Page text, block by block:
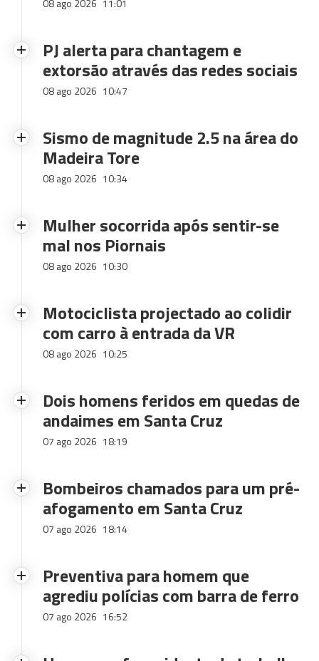
08 ago 2026 11:01
PJ alerta para chantagem e
extorsão através das redes sociais
08 ago 2026 10:47
Sismo de magnitude 2.5 na área do
Madeira Tore
08 ago 2026 10:34
Mulher socorrida após sentir-se
mal nos Piornais
08 ago 2026 10:30
Motociclista projectado ao colidir
com carro à entrada da VR
08 ago 2026 10:25
Dois homens feridos em quedas de
andaimes em Santa Cruz
07 ago 2026 18:19
Bombeiros chamados para um pré-
afogamento em Santa Cruz
07 ago 2026 18:14
Preventiva para homem que
agrediu polícias com barra de ferro
07 ago 2026 16:52